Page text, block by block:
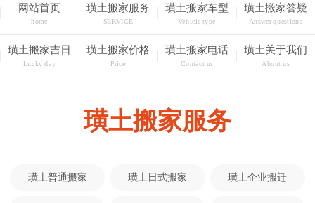
网站首页
home
璜土搬家服务
SERVICE
璜土搬家车型
Vehicle type
璜土搬家答疑
Answer questions
璜土搬家吉日
Lucky day
璜土搬家价格
Price
璜土搬家电话
Contact us
璜土关于我们
About us
璜土搬家服务
璜土普通搬家 璜土日式搬家 璜土企业搬迁